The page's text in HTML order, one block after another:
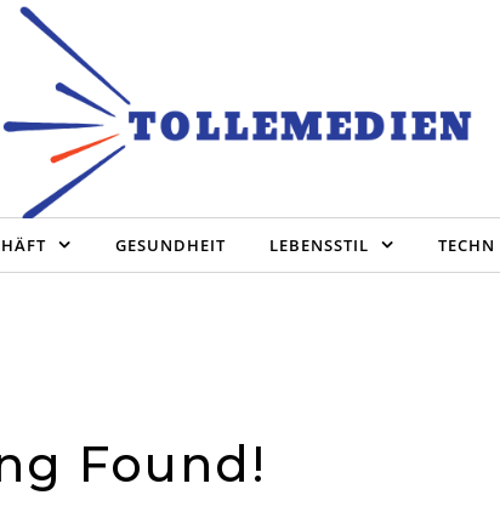
GESUNDHEIT LEBENSSTIL TECHN
Found!